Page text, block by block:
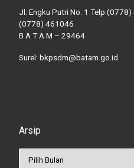
Jl. Engku Putri No. 1
(0778) 461046
B A T A M – 29464
Surel: bkpsdm@batam.go.id
Arsip